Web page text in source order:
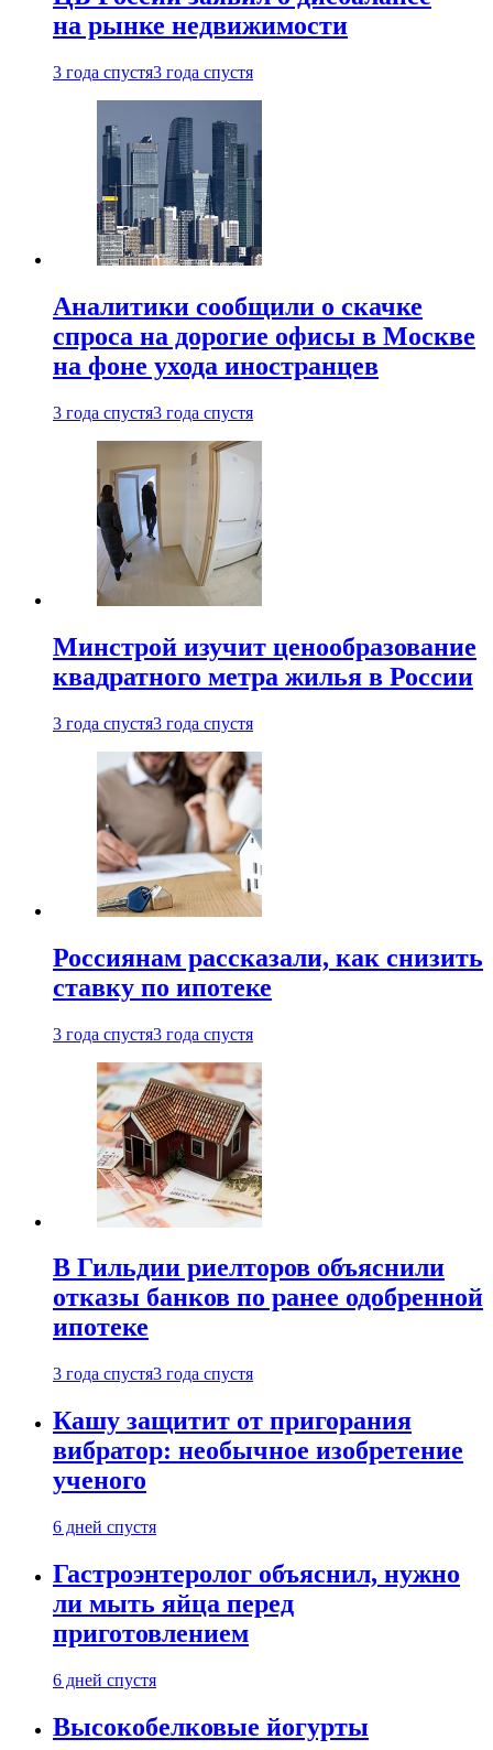
на рынке недвижимости
3 года спустя3 года спустя
Аналитики сообщили о скачке
спроса на дорогие офисы в Москве
на фоне ухода иностранцев
3 года спустя3 года спустя
Минстрой изучит ценообразование
квадратного метра жилья в России
3 года спустя3 года спустя
Россиянам рассказали, как снизить
ставку по ипотеке
3 года спустя3 года спустя
В Гильдии риелторов объяснили
отказы банков по ранее одобренной
ипотеке
3 года спустя3 года спустя
Кашу защитит от пригорания
вибратор: необычное изобретение
ученого
6 дней спустя
Гастроэнтеролог объяснил, нужно
ли мыть яйца перед
приготовлением
6 дней спустя
Высокобелковые йогурты